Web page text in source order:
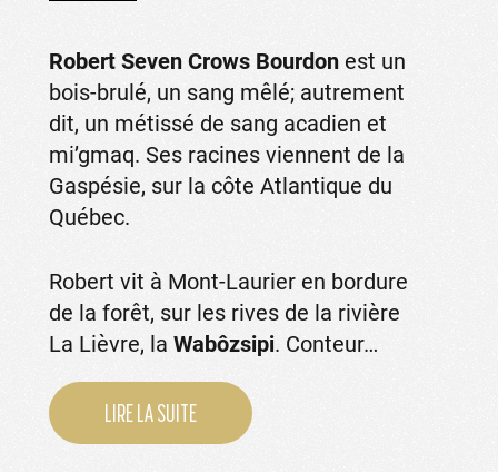
Robert Seven Crows Bourdon est un
bois-brulé, un sang mêlé; autrement
dit, un métissé de sang acadien et
mi’gmaq. Ses racines viennent de la
Gaspésie, sur la côte Atlantique du
Québec.
Robert vit à Mont-Laurier en bordure
de la forêt, sur les rives de la rivière
La Lièvre, la Wabôzsipi. Conteur…
LIRE LA SUITE